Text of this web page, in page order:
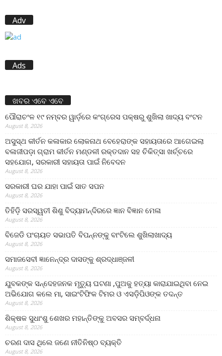
Adv
Ads
ଖବର ଏବେ ଏବେ
ପୌରାଚଂଳ ୧୯ ନମ୍ବର ୱାର୍ଡ଼ରେ କଂଗ୍ରେସ ପକ୍ଷରୁ ଶୁଖିଲା ଖାଦ୍ୟ ବଂଟନ
August 8, 2026
ଅସୁସ୍ଥ କୀର୍ତନ କଳାକାର ଲୋକନାଥ ବେହେରାଙ୍କ ସହାୟତାରେ ଆଗେଇଲା
ବଳାଜୀପଡ଼ା ଗ୍ରାମ କୀର୍ତନ ମଣ୍ଡଳୀ ରକ୍ତଦାନ ସହ ଚିକିତ୍ସା ଖର୍ଚ୍ଚରେ
ସହଯୋଗ, ସରକାରୀ ସହାୟତା ପାଇଁ ନିବେଦନ
August 8, 2026
ସରକାରୀ ଘର ଯାହା ପାଇଁ ସାତ ସପନ
August 8, 2026
ତିହିଡି଼ ସରସ୍ୱତୀ ଶିଶୁ ବିଦ୍ୟାମନ୍ଦିରରେ ଜ୍ଞାନ ବିଜ୍ଞାନ ମେଳା
August 8, 2026
ବିଜେଡି ପଂଚାୟତ ସଭାପତି ବିପନ୍ନଙ୍କୁ ବାଂଟିଲେ ଶୁଖିଲାଖାଦ୍ୟ
August 8, 2026
ସମାଜସେବୀ ଜ୍ଞାନେନ୍ଦ୍ର ଦାସଙ୍କୁ ଶ୍ରଦ୍ଧାଞ୍ଜଳୀ
August 8, 2026
ଯୁବକଙ୍କ ସନ୍ଦେହଜନକ ମୃତ୍ୟୁ ଘଟଣା ,ପୁଅକୁ ହତ୍ୟା କାରାଯାଇଥିବା ନେଇ
ଅଭିଯୋଗ କଲେ ମା, ସାଇଂଟିଫିକ ଟିମର ଓ ଏସଡ଼ିପିଓଙ୍କ ତଦନ୍ତ
August 8, 2026
ଶିକ୍ଷକ ସୁଧାଂଶୁ ଶେଖର ମହାନ୍ତିଙ୍କୁ ଅବସର ସମ୍ବର୍ଦ୍ଧନା
August 8, 2026
ଚରଣ ଦାସ ଥିଲେ ଜଣେ ନୀତିନିଷ୍ଠ ବ୍ୟକ୍ତି
August 8, 2026